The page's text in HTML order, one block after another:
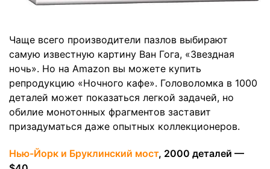
Чаще всего производители пазлов выбирают
самую известную картину Ван Гога, «Звездная
ночь». Но на Amazon вы можете купить
репродукцию «Ночного кафе». Головоломка в 1000
деталей может показаться легкой задачей, но
обилие монотонных фрагментов заставит
призадуматься даже опытных коллекционеров.
Нью-Йорк и Бруклинский мост, 2000 деталей —